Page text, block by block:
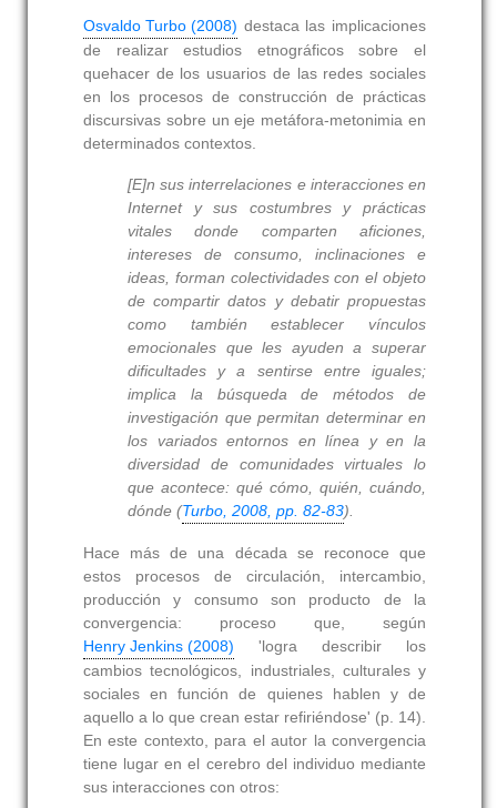
Osvaldo Turbo (2008) destaca las implicaciones
de realizar estudios etnográficos sobre el
quehacer de los usuarios de las redes sociales
en los procesos de construcción de prácticas
discursivas sobre un eje metáfora-metonimia en
determinados contextos.
[E]n sus interrelaciones e interacciones en
Internet y sus costumbres y prácticas
vitales donde comparten aficiones,
intereses de consumo, inclinaciones e
ideas, forman colectividades con el objeto
de compartir datos y debatir propuestas
como también establecer vínculos
emocionales que les ayuden a superar
dificultades y a sentirse entre iguales;
implica la búsqueda de métodos de
investigación que permitan determinar en
los variados entornos en línea y en la
diversidad de comunidades virtuales lo
que acontece: qué cómo, quién, cuándo,
dónde (Turbo, 2008, pp. 82-83).
Hace más de una década se reconoce que
estos procesos de circulación, intercambio,
producción y consumo son producto de la
convergencia: proceso que, según
Henry Jenkins (2008) 'logra describir los
cambios tecnológicos, industriales, culturales y
sociales en función de quienes hablen y de
aquello a lo que crean estar refiriéndose' (p. 14).
En este contexto, para el autor la convergencia
tiene lugar en el cerebro del individuo mediante
sus interacciones con otros: